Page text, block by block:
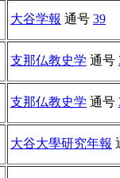
大谷学報 通号 39
支那仏教史学 通号
支那仏教史学 通号
大谷大學研究年報